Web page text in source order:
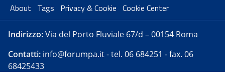
About Tags Privacy & Cookie Cookie Center
Indirizzo:Via del Porto Fluviale 67/d – 00154 Roma
Contatti: info@forumpa.it- tel. 06 684251 - fax. 06
68425433